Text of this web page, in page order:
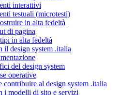
interattivi
testuali (microtesti)
in alta fedeltà
di pagina
in alta fedeltà
il design system .italia
del design system
operative
contribuire al design system .italia
i modelli di sito e servizi